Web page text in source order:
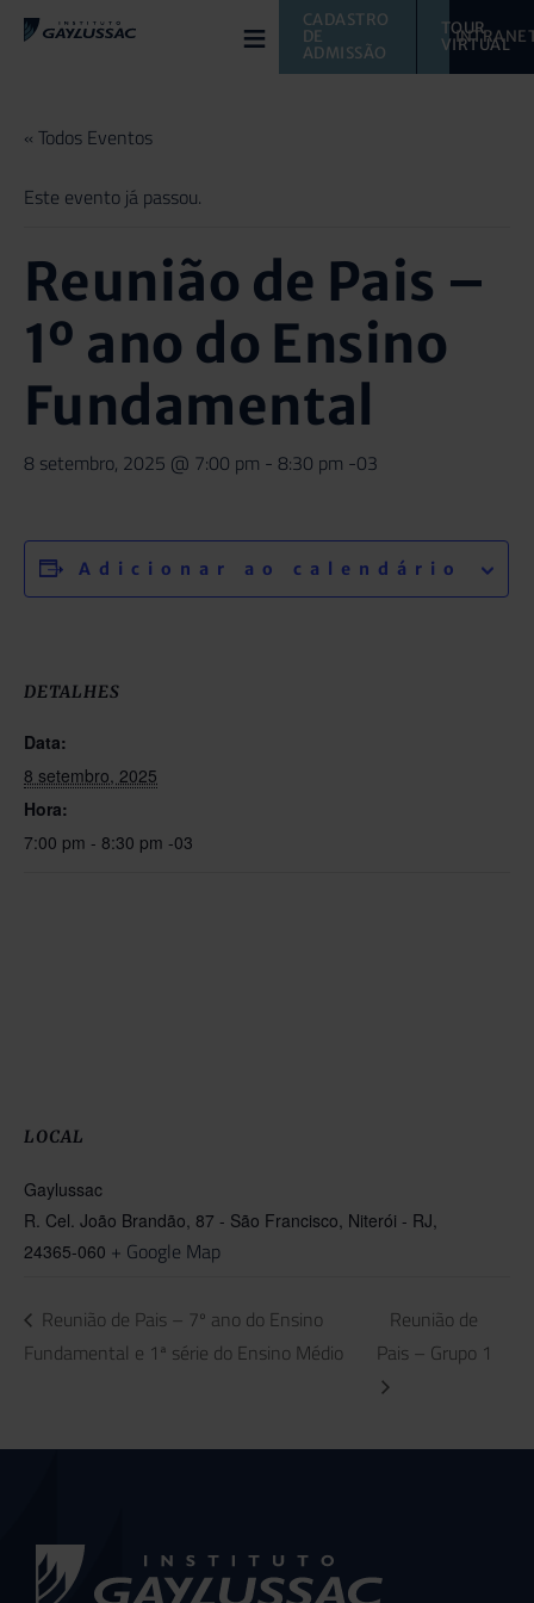
≡
CADASTRO
DE
ADMISSÃO
TOUR
VIRTUAL
« Todos Eventos
Este evento já passou.
Reunião de Pais –
1º ano do Ensino
Fundamental
8 setembro, 2025 @ 7:00 pm - 8:30 pm -03
Adicionar ao calendário
DETALHES
Data:
8 setembro, 2025
Hora:
7:00 pm - 8:30 pm -03
LOCAL
Gaylussac
R. Cel. João Brandão, 87 - São Francisco, Niterói - RJ,
24365-060 + Google Map
Reunião de Pais – 7º ano do Ensino
Fundamental e 1ª série do Ensino Médio
Reunião de
Pais – Grupo 1